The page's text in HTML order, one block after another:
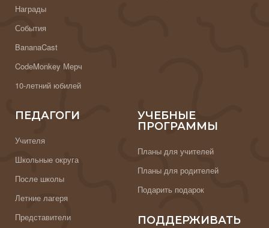
Награды
События
BananaCast
CodeMonkey Мерч
10-летний юбилей
ПЕДАГОГИ
Учителя
Школьные округа
После школы
Летние лагеря
Представители
УЧЕБНЫЕ
ПРОГРАММЫ
Планы для учителей
Планы для родителей
Подарить подарок
ПОДДЕРЖИВАТЬ